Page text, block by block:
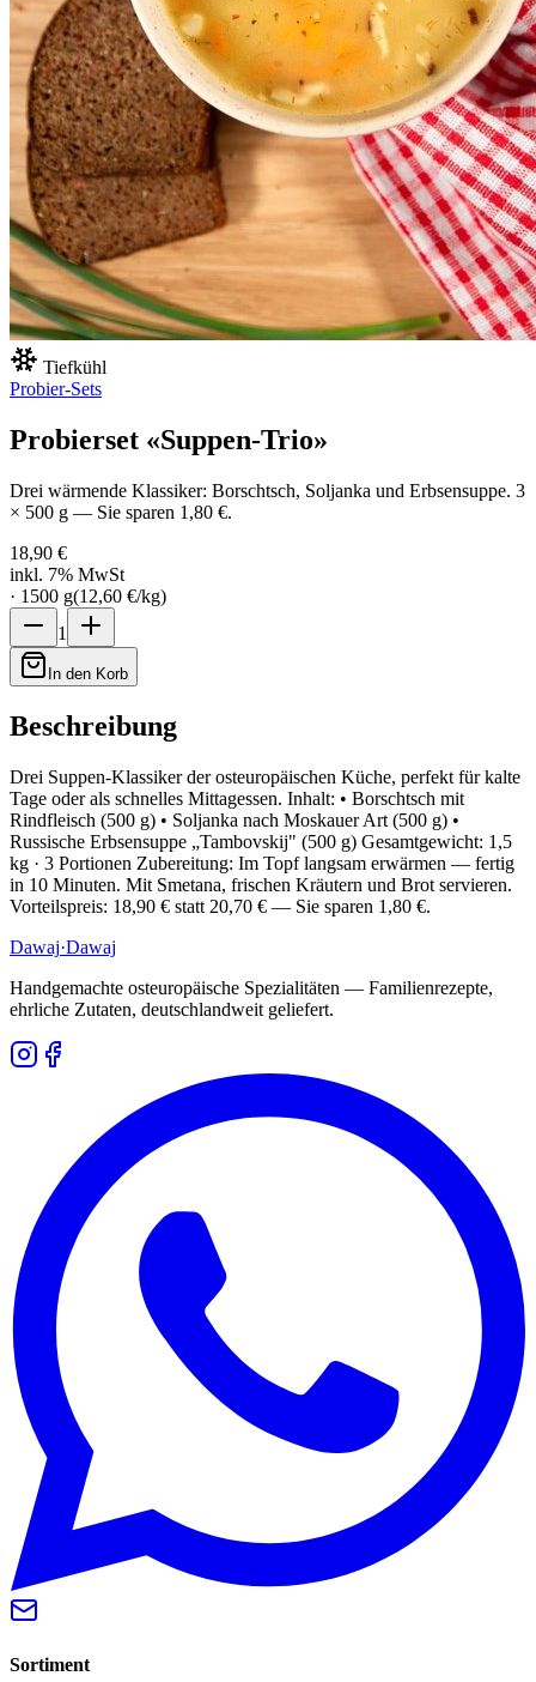
Tiefkühl
Probier-Sets
Probierset «Suppen-Trio»
Drei wärmende Klassiker: Borschtsch, Soljanka und Erbsensuppe. 3
× 500 g — Sie sparen 1,80 €.
18,90 €
inkl. 7% MwSt
· 1500 g(12,60 €/kg)
1
In den Korb
Beschreibung
Drei Suppen-Klassiker der osteuropäischen Küche, perfekt für kalte
Tage oder als schnelles Mittagessen. Inhalt: • Borschtsch mit
Rindfleisch (500 g) • Soljanka nach Moskauer Art (500 g) •
Russische Erbsensuppe „Tambovskij" (500 g) Gesamtgewicht: 1,5
kg · 3 Portionen Zubereitung: Im Topf langsam erwärmen — fertig
in 10 Minuten. Mit Smetana, frischen Kräutern und Brot servieren.
Vorteilspreis: 18,90 € statt 20,70 € — Sie sparen 1,80 €.
Dawaj·Dawaj
Handgemachte osteuropäische Spezialitäten — Familienrezepte,
ehrliche Zutaten, deutschlandweit geliefert.
Sortiment